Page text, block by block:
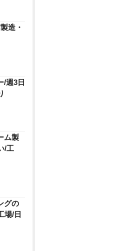
造・
/週3日
ム製
/工
グの
場/日